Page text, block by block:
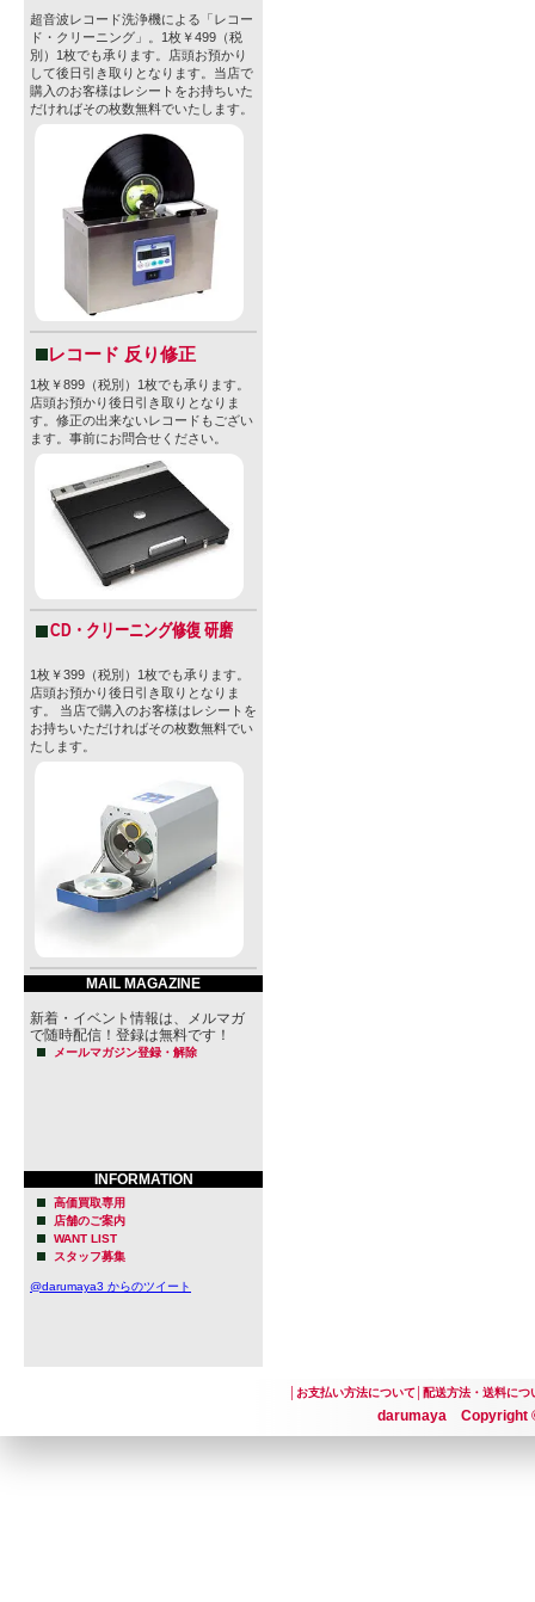
超音波レコード洗浄機による「レコー
ド・クリーニング」。1枚￥499（税
別）1枚でも承ります。店頭お預かり
して後日引き取りとなります。当店で
購入のお客様はレシートをお持ちいた
だければその枚数無料でいたします。
レコード 反り修正
1枚￥899（税別）1枚でも承ります。
店頭お預かり後日引き取りとなりま
す。修正の出来ないレコードもござい
ます。事前にお問合せください。
CD・クリーニング修復 研磨
1枚￥399（税別）1枚でも承ります。
店頭お預かり後日引き取りとなりま
す。 当店で購入のお客様はレシートを
お持ちいただければその枚数無料でい
たします。
MAIL MAGAZINE
新着・イベント情報は、メルマガ
で随時配信！登録は無料です！
メールマガジン登録・解除
INFORMATION
高価買取専用
店舗のご案内
WANT LIST
スタッフ募集
@darumaya3 からのツイート
お支払い方法について│ 配送方法・送料につ
darumaya Copyright